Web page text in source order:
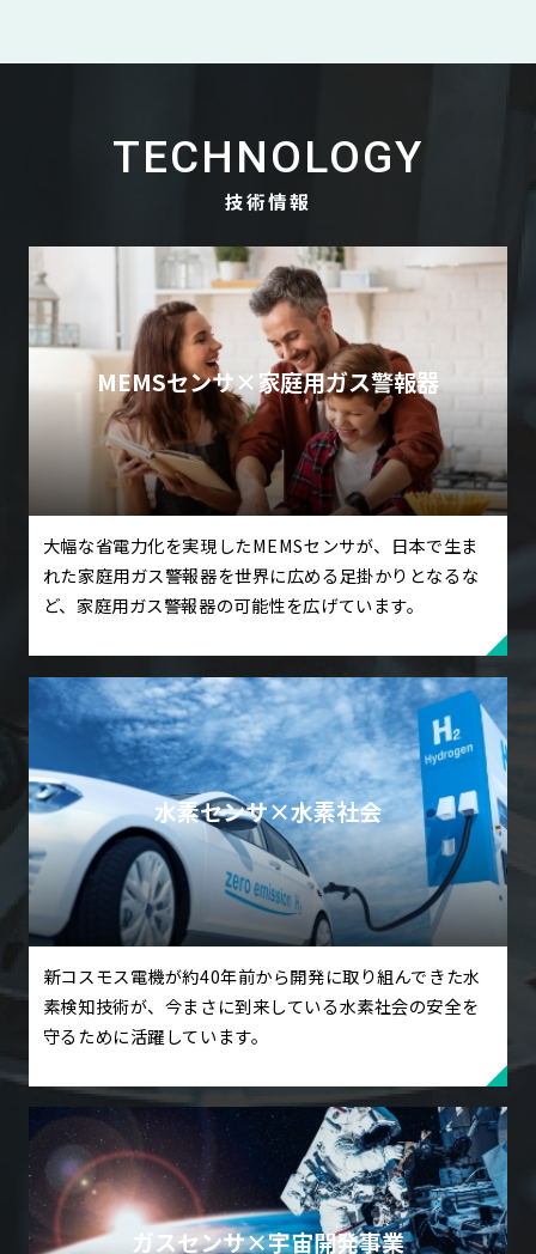
TECHNOLOGY
技術情報
MEMSセンサ×家庭用ガス警報器
大幅な省電力化を実現したMEMSセンサが、日本で生ま
れた家庭用ガス警報器を世界に広める足掛かりとなるな
ど、家庭用ガス警報器の可能性を広げています。
水素センサ×水素社会
新コスモス電機が約40年前から開発に取り組んできた水
素検知技術が、今まさに到来している水素社会の安全を
守るために活躍しています。
ガスセンサ×宇宙開発事業